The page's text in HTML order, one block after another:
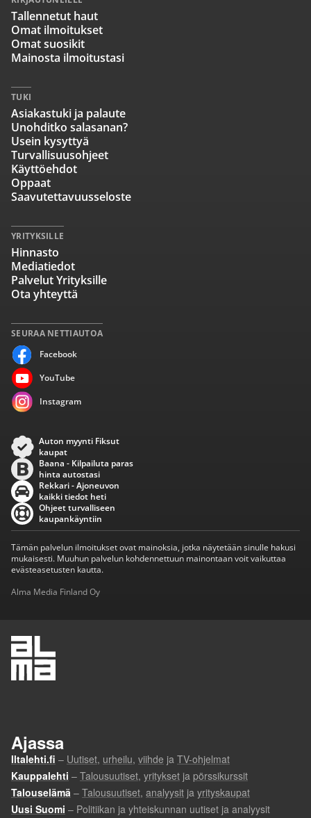
SEURAA NETTIAUTOA
Facebook
YouTube
Instagram
Tallennetut haut
Omat ilmoitukset
Omat suosikit
Mainosta ilmoitustasi
TUKI
Asiakastuki ja palaute
Unohditko salasanan?
Usein kysyttyä
Turvallisuusohjeet
Käyttöehdot
Oppaat
Saavutettavuusseloste
YRITYKSILLE
Hinnasto
Mediatiedot
Palvelut Yrityksille
Ota yhteyttä
Auton myynti Fiksut
kaupat
Baana - Kilpailuta paras
hinta autostasi
Rekkari - Ajoneuvon
kaikki tiedot heti
Ohjeet turvalliseen
kaupankäyntiin
Tämän palvelun ilmoitukset ovat mainoksia, jotka näytetään sinulle hakusi
mukaisesti. Muuhun palvelun kohdennettuun mainontaan voit vaikuttaa
evästeasetusten kautta.
Alma Media Finland Oy